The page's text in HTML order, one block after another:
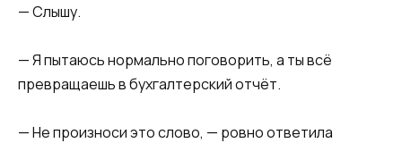
— Слышу.
— Я пытаюсь нормально поговорить, а ты всё
превращаешь в бухгалтерский отчёт.
— Не произноси это слово, — ровно ответила